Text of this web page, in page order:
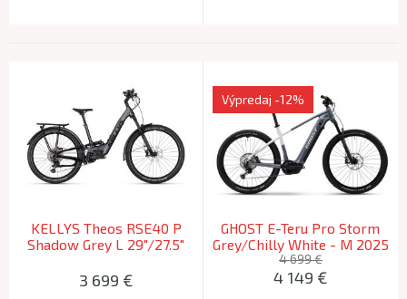
KELLYS Theos RSE40 P
Shadow Grey L 29"/27.5"
3 699 €
GHOST E-Teru Pro Storm
Grey/Chilly White - M 2025
Výpredaj -12%
4 699 €
4 149 €